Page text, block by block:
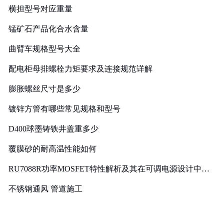
横担型号对应重量
锰矿石产品化合水含量
曲臂车规格型号大全
配电柜母排螺栓力矩要求及连接规范详解
膨胀螺丝尺寸是多少
镀锌方管有哪些常见规格和型号
D400球墨铸铁井盖重多少
覆膜砂的耐高温性能如何
RU7088R功率MOSFET特性解析及其在可调电源设计中的
不锈钢通风 管道施工